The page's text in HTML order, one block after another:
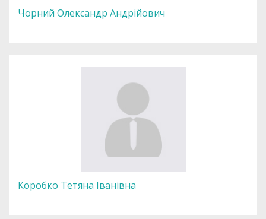
Чорний Олександр Андрійович
Коробко Тетяна Іванівна